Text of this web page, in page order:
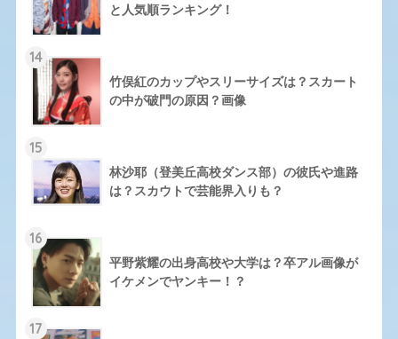
と人気順ランキング！
14
竹俣紅のカップやスリーサイズは？スカート
の中が破門の原因？画像
15
林沙耶（登美丘高校ダンス部）の彼氏や進路
は？スカウトで芸能界入りも？
16
平野紫耀の出身高校や大学は？卒アル画像が
イケメンでヤンキー！？
17